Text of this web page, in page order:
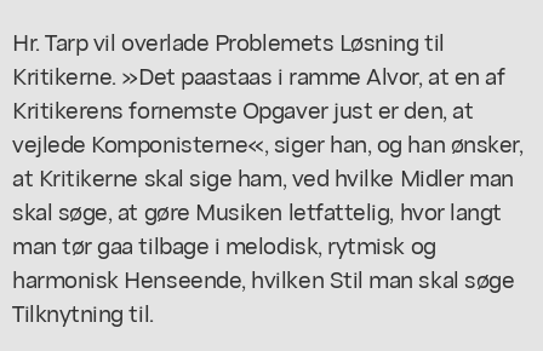
Hr. Tarp vil overlade Problemets Løsning til
Kritikerne. »Det paastaas i ramme Alvor, at en af
Kritikerens fornemste Opgaver just er den, at
vejlede Komponisterne«, siger han, og han ønsker,
at Kritikerne skal sige ham, ved hvilke Midler man
skal søge, at gøre Musiken letfattelig, hvor langt
man tør gaa tilbage i melodisk, rytmisk og
harmonisk Henseende, hvilken Stil man skal søge
Tilknytning til.